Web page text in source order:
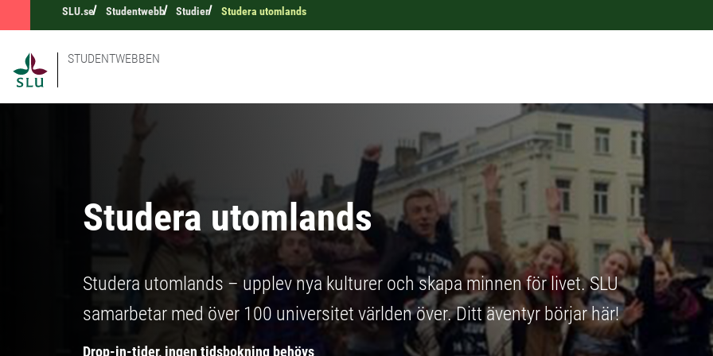
SLU.se Studentwebb Studier Studera utomlands
STUDENTWEBBEN
Studera utomlands
Studera utomlands – upplev nya kulturer och skapa minnen för livet. SLU
samarbetar med över 100 universitet världen över. Ditt äventyr börjar här!
Drop-in-tider, ingen tidsbokning behövs